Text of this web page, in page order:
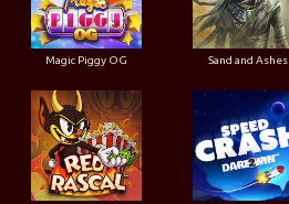
Magic Piggy OG Sand and Ashes